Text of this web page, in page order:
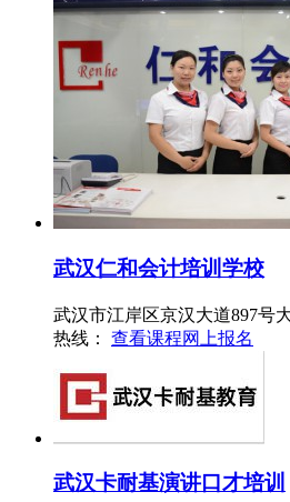
武汉仁和会计培训学校
武汉市江岸区京汉大道897号
热线：
查看课程网上报名
武汉卡耐基演讲口才培训